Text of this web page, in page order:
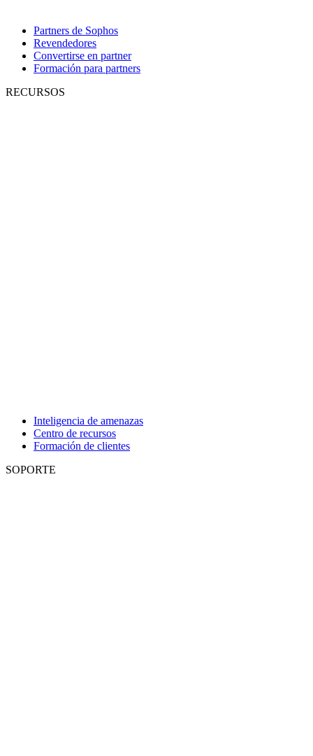
Partners de Sophos
Revendedores
Convertirse en partner
Formación para partners
RECURSOS
Inteligencia de amenazas
Centro de recursos
Formación de clientes
SOPORTE